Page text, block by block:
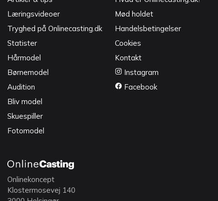
Læringsvideoer
Tryghed på Onlinecasting.dk
Statister
Hårmodel
Børnemodel
Audition
Bliv model
Skuespiller
Fotomodel
Mød holdet
Handelsbetingelser
Cookies
Kontakt
Instagram
Facebook
Onlinekoncept
Klostermosevej 140